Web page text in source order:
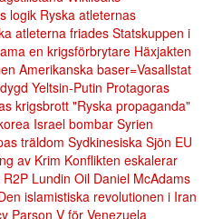
logik Ryska atleternas
atleterna friades Statskuppen i
en krigsförbrytare Häxjakten
Amerikanska baser=Vasallstat
Yeltsin-Putin Protagoras
krigsbrott "Ryska propaganda"
Israel bombar Syrien
träldom Sydkinesiska Sjön EU
av Krim Konflikten eskalerar
R2P Lundin Oil Daniel McAdams
islamistiska revolutionen i Iran
Parson V för Venezuela